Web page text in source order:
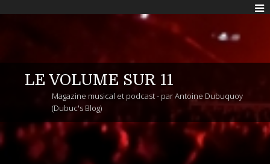
LE VOLUME SUR 11
Magazine musical et podcast - par Antoine Dubuquoy
(Dubuc's Blog)